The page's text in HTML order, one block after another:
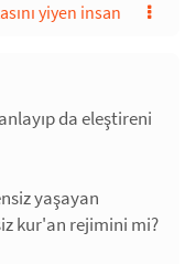
yiyen insan
da eleştireni
yaşayan
kur'an rejimini mi?